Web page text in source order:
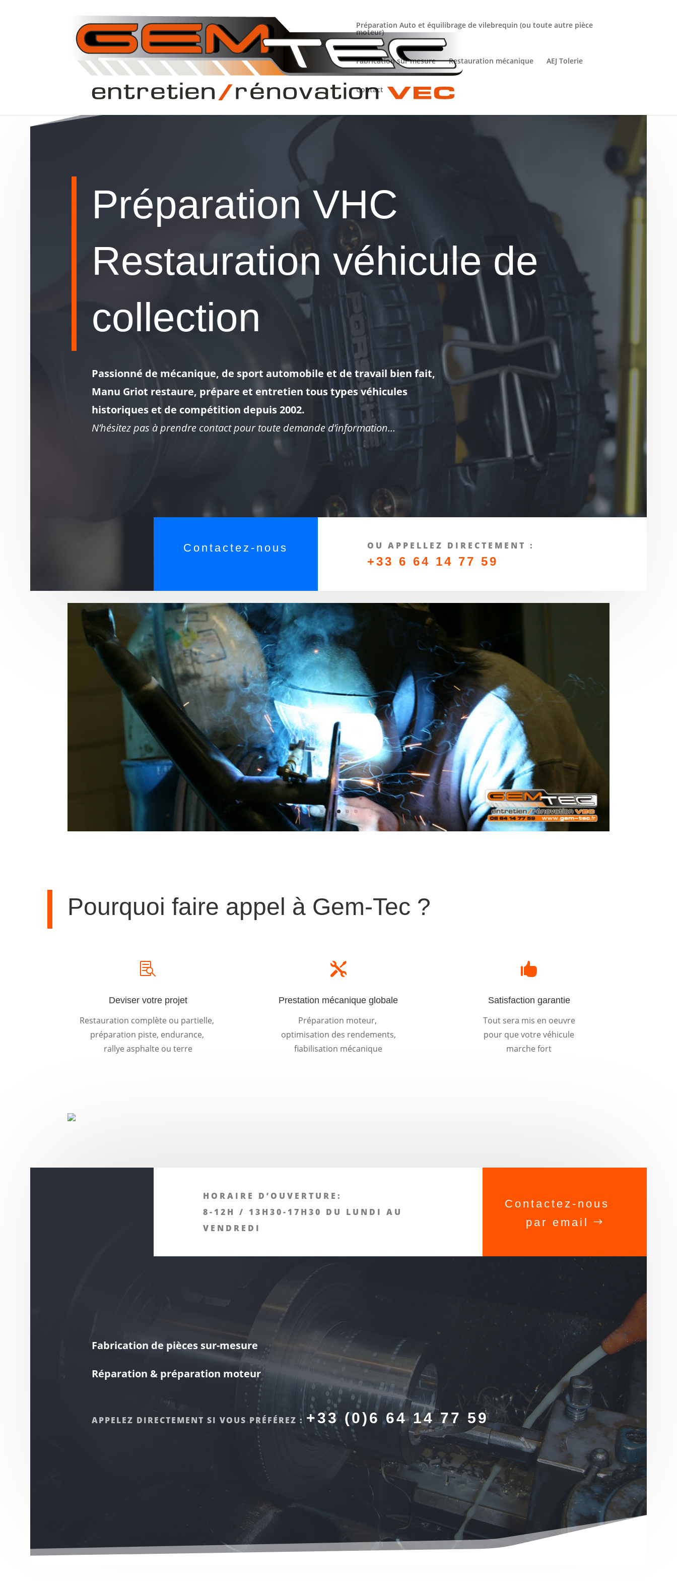
Préparation Auto et équilibrage de vilebrequin (ou toute autre pièce
moteur)
Fabrication sur mesure Restauration mécanique AEJ Tolerie
Contact
Préparation VHC
Restauration véhicule de
collection
Passionné de mécanique, de sport automobile et de travail bien fait,
Manu Griot restaure, prépare et entretien tous types véhicules
historiques et de compétition depuis 2002.
N’hésitez pas à prendre contact pour toute demande d’information…
Contactez-nous OU APPELLEZ DIRECTEMENT :
+33 6 64 14 77 59
Pourquoi faire appel à Gem-Tec ?

Deviser votre projet
Restauration complète ou partielle,
préparation piste, endurance,
rallye asphalte ou terre

Prestation mécanique globale
Préparation moteur,
optimisation des rendements,
fiabilisation mécanique

Satisfaction garantie
Tout sera mis en oeuvre
pour que votre véhicule
marche fort
HORAIRE D’OUVERTURE:
8-12H / 13H30-17H30 DU LUNDI AU
VENDREDI
Contactez-nous
par email